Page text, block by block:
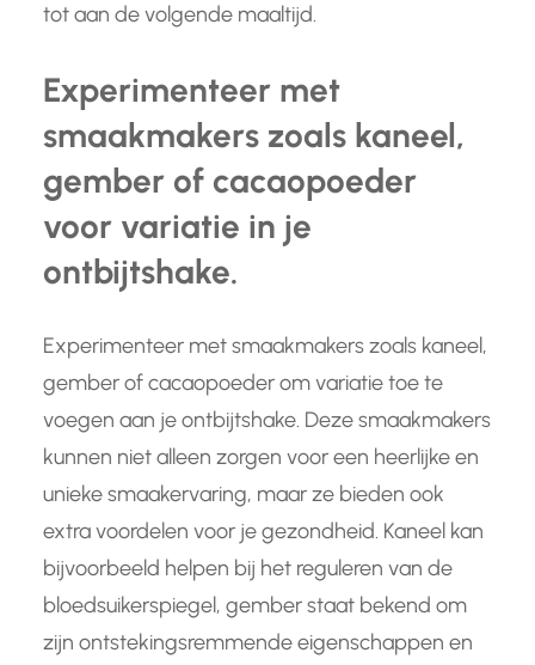
tot aan de volgende maaltijd.
Experimenteer met
smaakmakers zoals kaneel,
gember of cacaopoeder
voor variatie in je
ontbijtshake.
Experimenteer met smaakmakers zoals kaneel,
gember of cacaopoeder om variatie toe te
voegen aan je ontbijtshake. Deze smaakmakers
kunnen niet alleen zorgen voor een heerlijke en
unieke smaakervaring, maar ze bieden ook
extra voordelen voor je gezondheid. Kaneel kan
bijvoorbeeld helpen bij het reguleren van de
bloedsuikerspiegel, gember staat bekend om
zijn ontstekingsremmende eigenschappen en